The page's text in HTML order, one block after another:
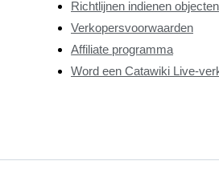
Richtlijnen indienen objecten
Verkopersvoorwaarden
Affiliate programma
Word een Catawiki Live-